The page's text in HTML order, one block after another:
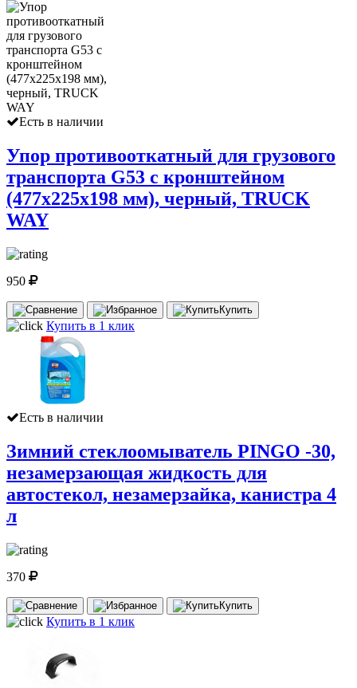
Есть в наличии
Упор противооткатный для грузового
транспорта G53 с кронштейном
(477х225х198 мм), черный, TRUCK
WAY
950
Купить
Купить в 1 клик
Есть в наличии
Зимний стеклоомыватель PINGO -30,
незамерзающая жидкость для
автостекол, незамерзайка, канистра 4
л
370
Купить
Купить в 1 клик